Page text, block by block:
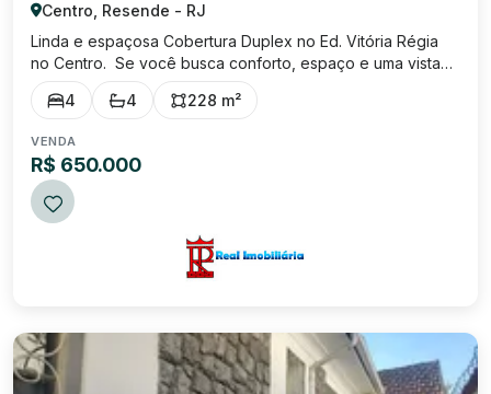
Centro, Resende - RJ
Linda e espaçosa Cobertura Duplex no Ed. Vitória Régia
no Centro. Se você busca conforto, espaço e uma vista
incrível, esta é a oportunidade perfeita! Térreo: Sala de
estar aconchegante Cozinha com móveis planejados e
4 4 228 m²
VENDA
R$ 650.000